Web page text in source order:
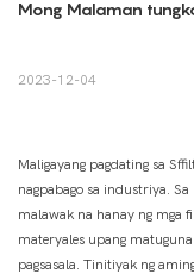
Mong Malaman
2023-12-04
Maligayang pagdating sa
nagpabago sa industriya.
malawak na hanay ng mga
materyales upang
pagsasala. Tinitiyak ng